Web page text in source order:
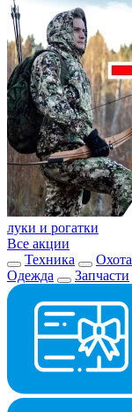
луки и рогатки
Все акции
Техника
Охота
Одежда
Запчасти